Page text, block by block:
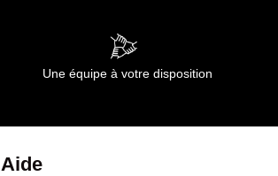
Une équipe à votre disposition
Aide